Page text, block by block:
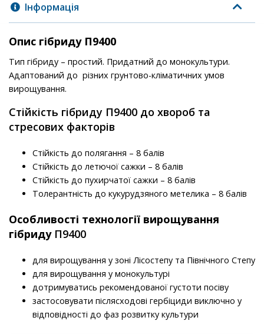
Інформація
Опис гібриду П9400
Тип гібриду – простий. Придатний до монокультури.
Адаптований до різних грунтово-кліматичних умов
вирощування.
Стійкість гібриду П9400 до хвороб та
стресових факторів
Стійкість до полягання – 8 балів
Стійкість до летючої сажки – 8 балів
Стійкість до пухирчатої сажки – 8 балів
Толерантність до кукурудзяного метелика – 8 балів
Особливості технології вирощування
гібриду П9400
для вирощування у зоні Лісостепу та Північного Степу
для вирощування у монокультурі
дотримуватись рекомендованої густоти посіву
застосовувати післясходові гербіциди виключно у
відповідності до фаз розвитку культури